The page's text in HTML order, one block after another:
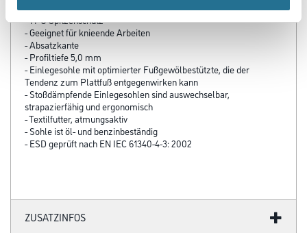
- Non-Marking Laufsohle färbt nicht ab
- TPU Spitzenschutz
- Geeignet für knieende Arbeiten
- Absatzkante
- Profiltiefe 5,0 mm
- Einlegesohle mit optimierter Fußgewölbestützte, die der
Tendenz zum Plattfuß entgegenwirken kann
- Stoßdämpfende Einlegesohlen sind auswechselbar,
strapazierfähig und ergonomisch
- Textilfutter, atmungsaktiv
- Sohle ist öl- und benzinbeständig
- ESD geprüft nach EN IEC 61340-4-3: 2002
ZUSATZINFOS